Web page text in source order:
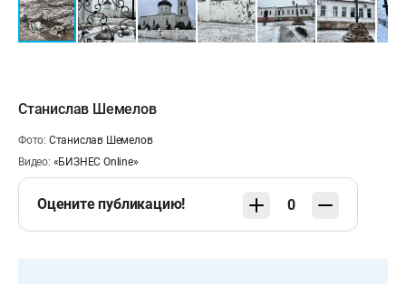
Станислав Шемелов
Фото: Станислав Шемелов
Видео: «БИЗНЕС Online»
Оцените публикацию! 0